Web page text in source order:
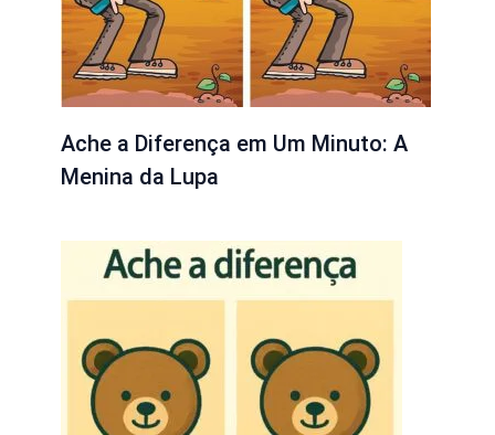
Ache a Diferença em Um Minuto: A
Menina da Lupa